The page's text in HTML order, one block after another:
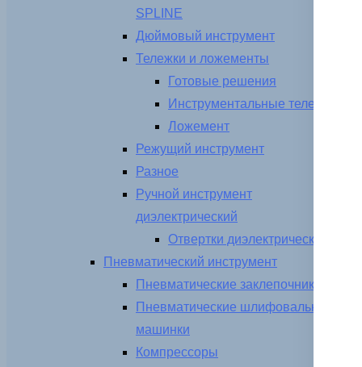
SPLINE
Дюймовый инструмент
Тележки и ложементы
Готовые решения
Инструментальные тележки
Ложемент
Режущий инструмент
Разное
Ручной инструмент
диэлектрический
Отвертки диэлектрические
Пневматический инструмент
Пневматические заклепочники
Пневматические шлифовальные
машинки
Компрессоры